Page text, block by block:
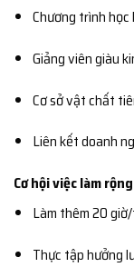
Chương trình học
Giảng viên giàu
Cơ sở vật chất
Liên kết doanh
Cơ hội việc làm
Làm thêm 20
Thực tập hưởng